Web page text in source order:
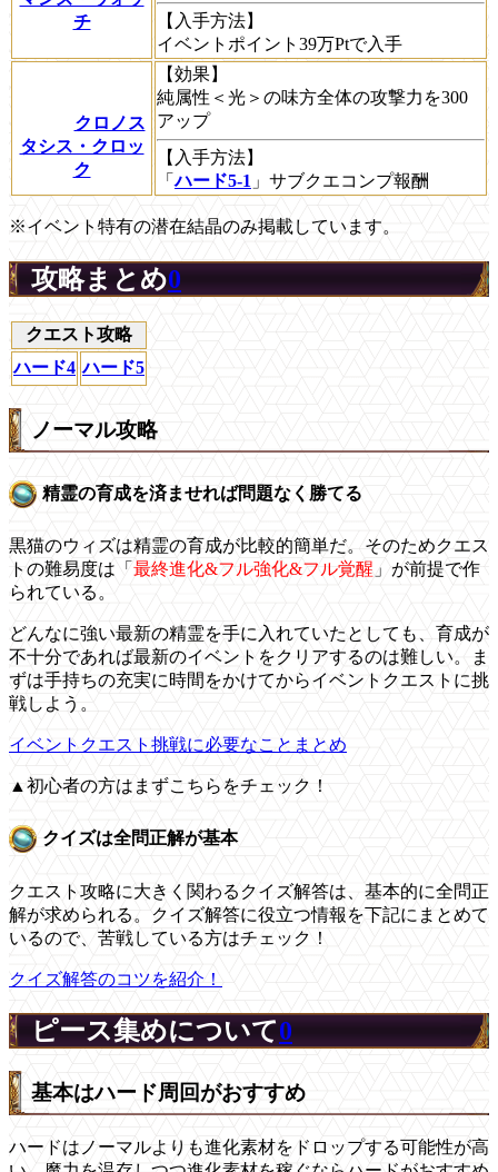
チ
【入手方法】
イベントポイント39万Ptで入手
クロノス
タシス・クロッ
ク
【効果】
純属性＜光＞の味方全体の攻撃力を300
アップ
【入手方法】
「ハード5-1 」サブクエコンプ報酬
※イベント特有の潜在結晶のみ掲載しています。
攻略まとめ0
クエスト攻略
ハード4 ハード5
ノーマル攻略
精霊の育成を済ませれば問題なく勝てる
黒猫のウィズは精霊の育成が比較的簡単だ。そのためクエス
トの難易度は「 最終進化&フル強化&フル覚醒 」が前提で作
られている。
どんなに強い最新の精霊を手に入れていたとしても、育成が
不十分であれば最新のイベントをクリアするのは難しい。ま
ずは手持ちの充実に時間をかけてからイベントクエストに挑
戦しよう。
イベントクエスト挑戦に必要なことまとめ
▲初心者の方はまずこちらをチェック！
クイズは全問正解が基本
クエスト攻略に大きく関わるクイズ解答は、基本的に全問正
解が求められる。クイズ解答に役立つ情報を下記にまとめて
いるので、苦戦している方はチェック！
クイズ解答のコツを紹介！
ピース集めについて0
基本はハード周回がおすすめ
ハードはノーマルよりも進化素材をドロップする可能性が高